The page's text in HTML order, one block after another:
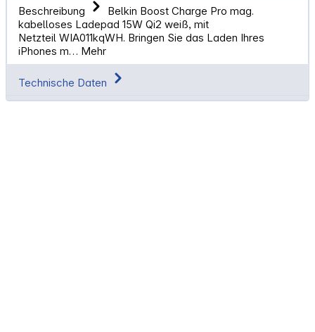
Beschreibung
Belkin Boost Charge Pro mag.
kabelloses Ladepad 15W Qi2 weiß, mit
Netzteil WIA011kqWH. Bringen Sie das Laden Ihres
iPhones m… Mehr
Technische Daten